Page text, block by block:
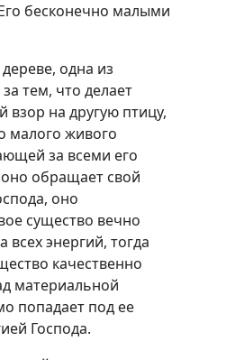
бесконечно малыми
одна из
тем, что делает
на другую птицу,
малого живого
за всеми его
обращает свой
оно
существо вечно
энергий, тогда
качественно
материальной
попадает под ее
Господа.